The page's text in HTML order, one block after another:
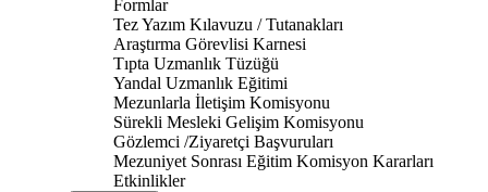
Formlar
Tez Yazım Kılavuzu / Tutanakları
Araştırma Görevlisi Karnesi
Tıpta Uzmanlık Tüzüğü
Yandal Uzmanlık Eğitimi
Mezunlarla İletişim Komisyonu
Sürekli Mesleki Gelişim Komisyonu
Gözlemci /Ziyaretçi Başvuruları
Mezuniyet Sonrası Eğitim Komisyon Kararları
Etkinlikler